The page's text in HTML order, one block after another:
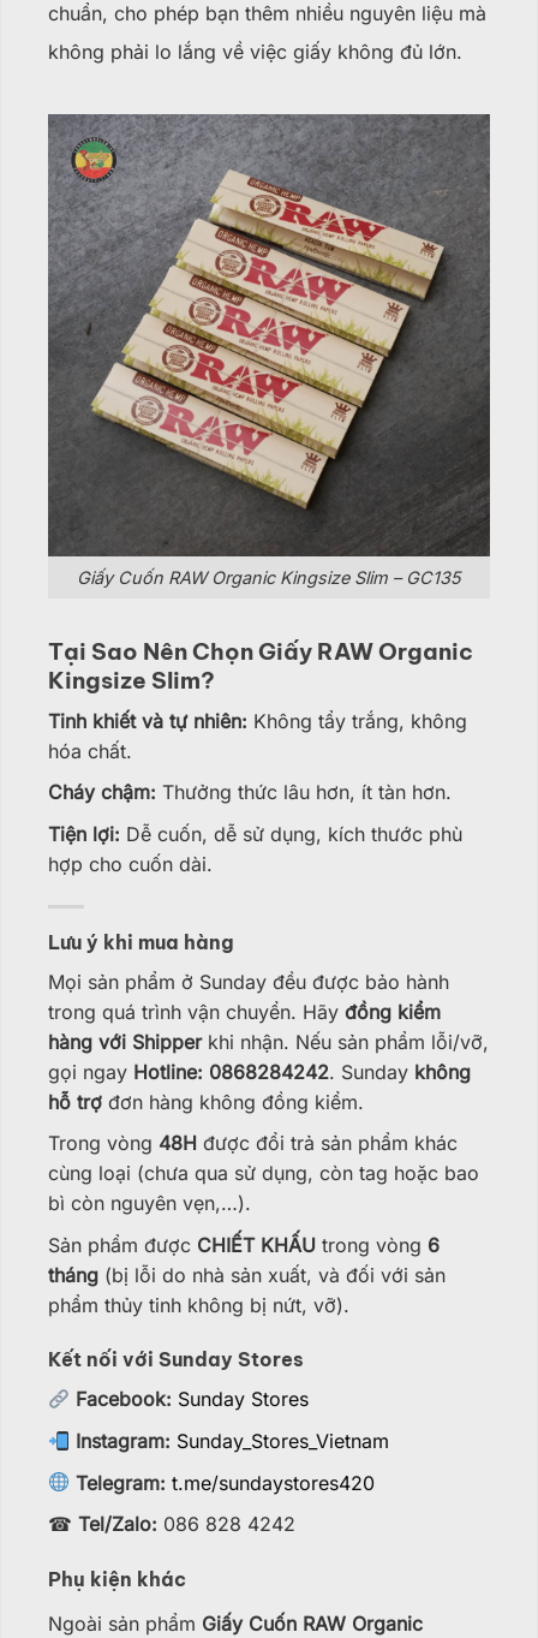
chuẩn, cho phép bạn thêm nhiều nguyên liệu mà
không phải lo lắng về việc giấy không đủ lớn.
Giấy Cuốn RAW Organic Kingsize Slim – GC135
Tại Sao Nên Chọn Giấy RAW Organic
Kingsize Slim?
Tinh khiết và tự nhiên: Không tẩy trắng, không
hóa chất.
Cháy chậm: Thưởng thức lâu hơn, ít tàn hơn.
Tiện lợi: Dễ cuốn, dễ sử dụng, kích thước phù
hợp cho cuốn dài.
Lưu ý khi mua hàng
Mọi sản phẩm ở Sunday đều được bảo hành
trong quá trình vận chuyển. Hãy đồng kiểm
hàng với Shipperkhi nhận. Nếu sản phẩm lỗi/vỡ,
gọi ngay Hotline: 0868284242. Sunday không
hỗ trợ đơn hàng không đồng kiểm.
Trong vòng 48H được đổi trả sản phẩm khác
cùng loại (chưa qua sử dụng, còn tag hoặc bao
bì còn nguyên vẹn,…).
Sản phẩm được CHIẾT KHẤU trong vòng 6
tháng (bị lỗi do nhà sản xuất, và đối với sản
phẩm thủy tinh không bị nứt, vỡ).
Kết nối với Sunday Stores
Facebook: Sunday Stores
Instagram: Sunday_Stores_Vietnam
Telegram: t.me/sundaystores420
☎ Tel/Zalo: 086 828 4242
Phụ kiện khác
Ngoài sản phẩm Giấy Cuốn RAW Organic